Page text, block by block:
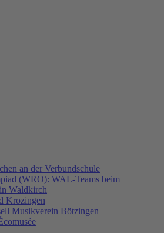
an der Verbundschule
(WRO): WAL-Teams beim
Waldkirch
Krozingen
Musikverein Bötzingen